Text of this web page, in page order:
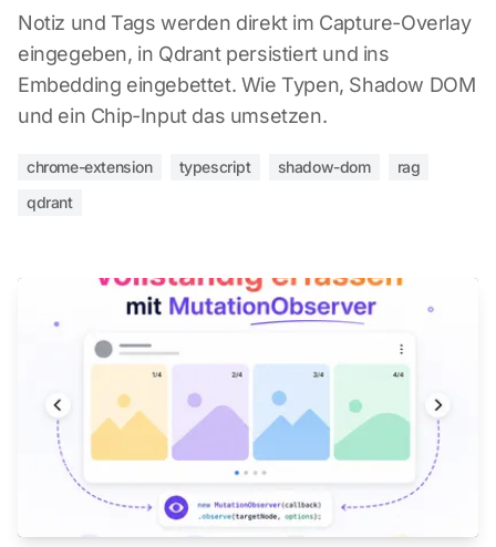
Notiz und Tags werden direkt im Capture-Overlay
eingegeben, in Qdrant persistiert und ins
Embedding eingebettet. Wie Typen, Shadow DOM
und ein Chip-Input das umsetzen.
chrome-extension typescript shadow-dom
rag
qdrant